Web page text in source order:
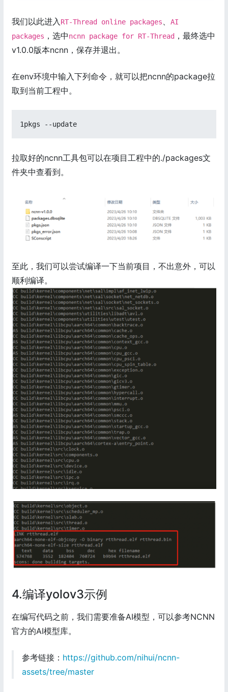
我们以此进入RT-Thread online packages、
AI
packages ，选中ncnn package for RT-Thread ，最终选中
v1.0.0版本ncnn，保存并退出。
在env环境中输入下列命令，就可以把ncnn的package拉
取到当前工程中。
1pkgs --update
拉取好的ncnn工具包可以在项目工程中的./packages文
件夹中查看到。
至此，我们可以尝试编译一下当前项目，不出意外，可以
顺利编译。
4.编译yolov3示例
在编写代码之前，我们需要准备AI模型，可以参考NCNN
官方的AI模型库。
参考链接： https://github.com/nihui/ncnn-
assets/tree/master